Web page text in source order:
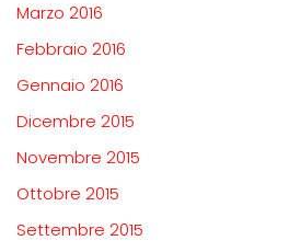
Marzo 2016
Febbraio 2016
Gennaio 2016
Dicembre 2015
Novembre 2015
Ottobre 2015
Settembre 2015